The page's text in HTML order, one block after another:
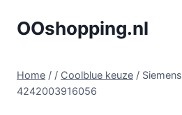
naarOOshopping.nl
Home / / Coolblue keuze /
4242003916056